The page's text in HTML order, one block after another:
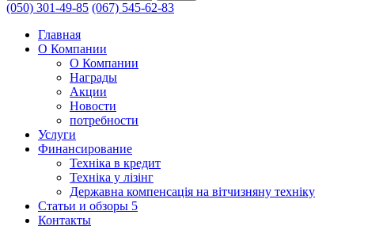
(050) 301-49-85 (067) 545-62-83
Главная
О Компании
О Компании
Награды
Акции
Новости
потребности
Услуги
Финансирование
Техніка в кредит
Техніка у лізінг
Державна компенсація на вітчизняну техніку
Статьи и обзоры 5
Контакты